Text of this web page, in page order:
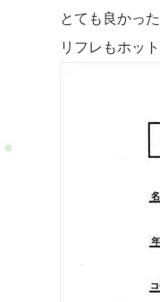
とても良かっ
リフレもホッ